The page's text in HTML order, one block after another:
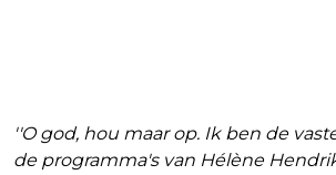
''O god, hou maar op. Ik ben de
de programma's van Hélène